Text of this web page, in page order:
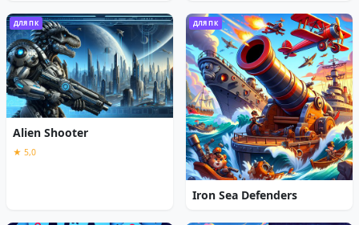
ДЛЯ ПК
Alien Shooter
★ 5,0
ДЛЯ ПК
Iron Sea Defenders